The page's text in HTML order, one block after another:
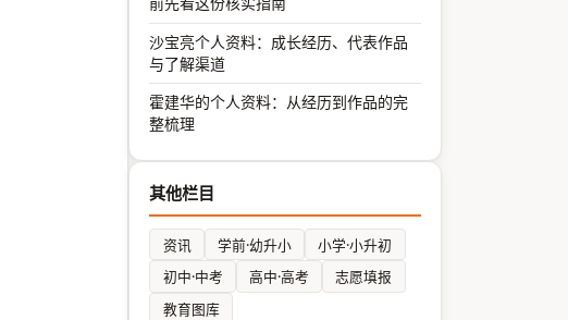
沙宝亮个人资料：成长经历、代表作品
与了解渠道
霍建华的个人资料：从经历到作品的完
整梳理
其他栏目
资讯 学前·幼升小
小学·小升初
初中·中考
高中·高考
志愿填报
教育图库